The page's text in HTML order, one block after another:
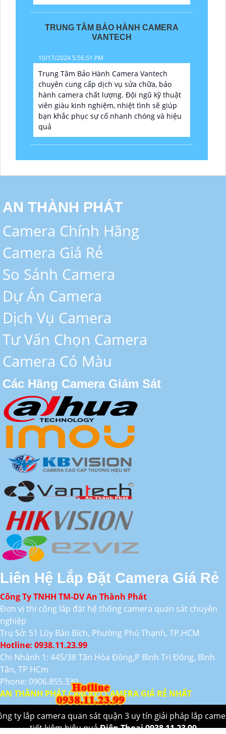
TRUNG TÂM BẢO HÀNH CAMERA
VANTECH
10/17/2024 5:56:51 PM
Trung Tâm Bảo Hành Camera Vantech
chuyên cung cấp dịch vụ sửa chữa, bảo
hành camera chất lượng. Đội ngũ kỹ thuật
viên giàu kinh nghiệm, nhiệt tình sẽ giúp
bạn khắc phục sự cố nhanh chóng và hiệu
quả
AN THÀNH PHÁT
Camera Chính Hãng
Camera Giá Rẻ
So Sánh Camera
Dự Án Camera
Dịch Vụ Camera
Tư Vấn Chọn Camera
Camera Có Màu
Các Hãng Camera Giám Sát
Liên Hệ Lắp Đặt Camera Giá Rẻ
Công Ty TNHH TM-DV An Thành Phát
Đơn vị thi công lắp đặt hệ thống camera quan sát chuyên
nghiệp
Trụ Sở: 51 Lũy Bán Bích, Phường Phú Thạnh, TP.HCM
Hotline: 0938.11.23.99
Chi Nhánh 1: 445/38 Tân Hòa Đông,P Bình Trị Đông, Bình
Tân, TP HCm
Phone: 0906.855.330
AN THÀNH PHÁT CAM KẾT CAMERA GIÁ RẺ NHẤT
ty lắp camera quan sát quận 3 uy tín giải pháp lắp
tiết kiệm hiệu quảĐiên Thoại 0938 11 23 99